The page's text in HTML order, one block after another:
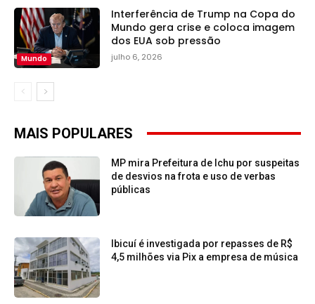
Mundo
Interferência de Trump na Copa do
Mundo gera crise e coloca imagem
dos EUA sob pressão
julho 6, 2026
MAIS POPULARES
MP mira Prefeitura de Ichu por suspeitas
de desvios na frota e uso de verbas
públicas
Ibicuí é investigada por repasses de R$
4,5 milhões via Pix a empresa de música